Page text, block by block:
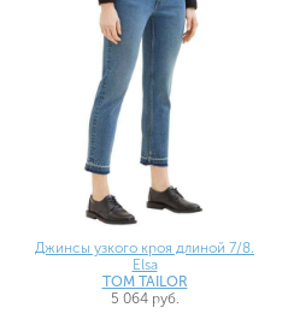
Джинсы узкого кроя длиной 7/8.
Elsa
TOM TAILOR
5 064 руб.